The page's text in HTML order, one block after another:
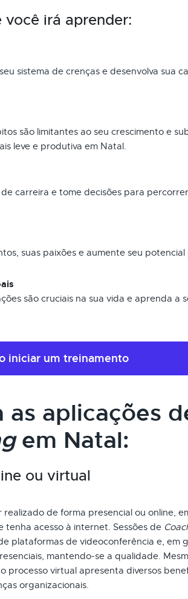
você irá aprender:
sistema de crenças e desenvolva sua
são limitantes ao seu crescimento e
leve e produtiva em Natal.
carreira e tome decisões para
suas paixões e aumente seu potencial
são cruciais na sua vida e aprenda a
iniciar um treinamento
as aplicações
em Natal:
ou virtual
realizado de forma presencial ou online,
tenha acesso à internet. Sessões de
plataformas de videoconferência e, em
mantendo-se a qualidade.
processo virtual apresenta diversos
organizacionais.